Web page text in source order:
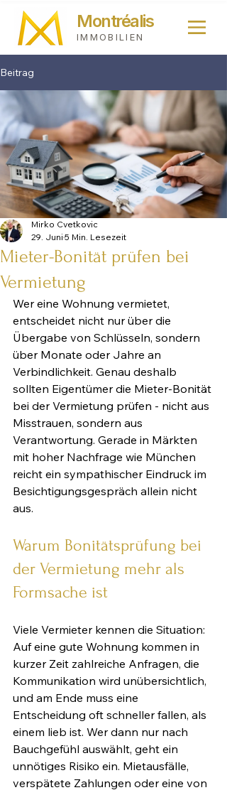
Montréalis
IMMOBILIEN
Beitrag
Mieter-Bonität prüfen bei
Vermietung
Mirko Cvetkovic
29. Juni 5 Min. Lesezeit
Wer eine Wohnung vermietet,
entscheidet nicht nur über die
Übergabe von Schlüsseln, sondern
über Monate oder Jahre an
Verbindlichkeit. Genau deshalb
sollten Eigentümer die Mieter-Bonität
bei der Vermietung prüfen - nicht aus
Misstrauen, sondern aus
Verantwortung. Gerade in Märkten
mit hoher Nachfrage wie München
reicht ein sympathischer Eindruck im
Besichtigungsgespräch allein nicht
aus.
Warum Bonitätsprüfung bei
der Vermietung mehr als
Formsache ist
Viele Vermieter kennen die Situation:
Auf eine gute Wohnung kommen in
kurzer Zeit zahlreiche Anfragen, die
Kommunikation wird unübersichtlich,
und am Ende muss eine
Entscheidung oft schneller fallen, als
einem lieb ist. Wer dann nur nach
Bauchgefühl auswählt, geht ein
unnötiges Risiko ein. Mietausfälle,
verspätete Zahlungen oder eine von